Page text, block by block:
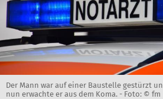
Der Mann war auf einer Baustelle gestürzt
nun erwachte er aus dem Koma. - Foto: © fm